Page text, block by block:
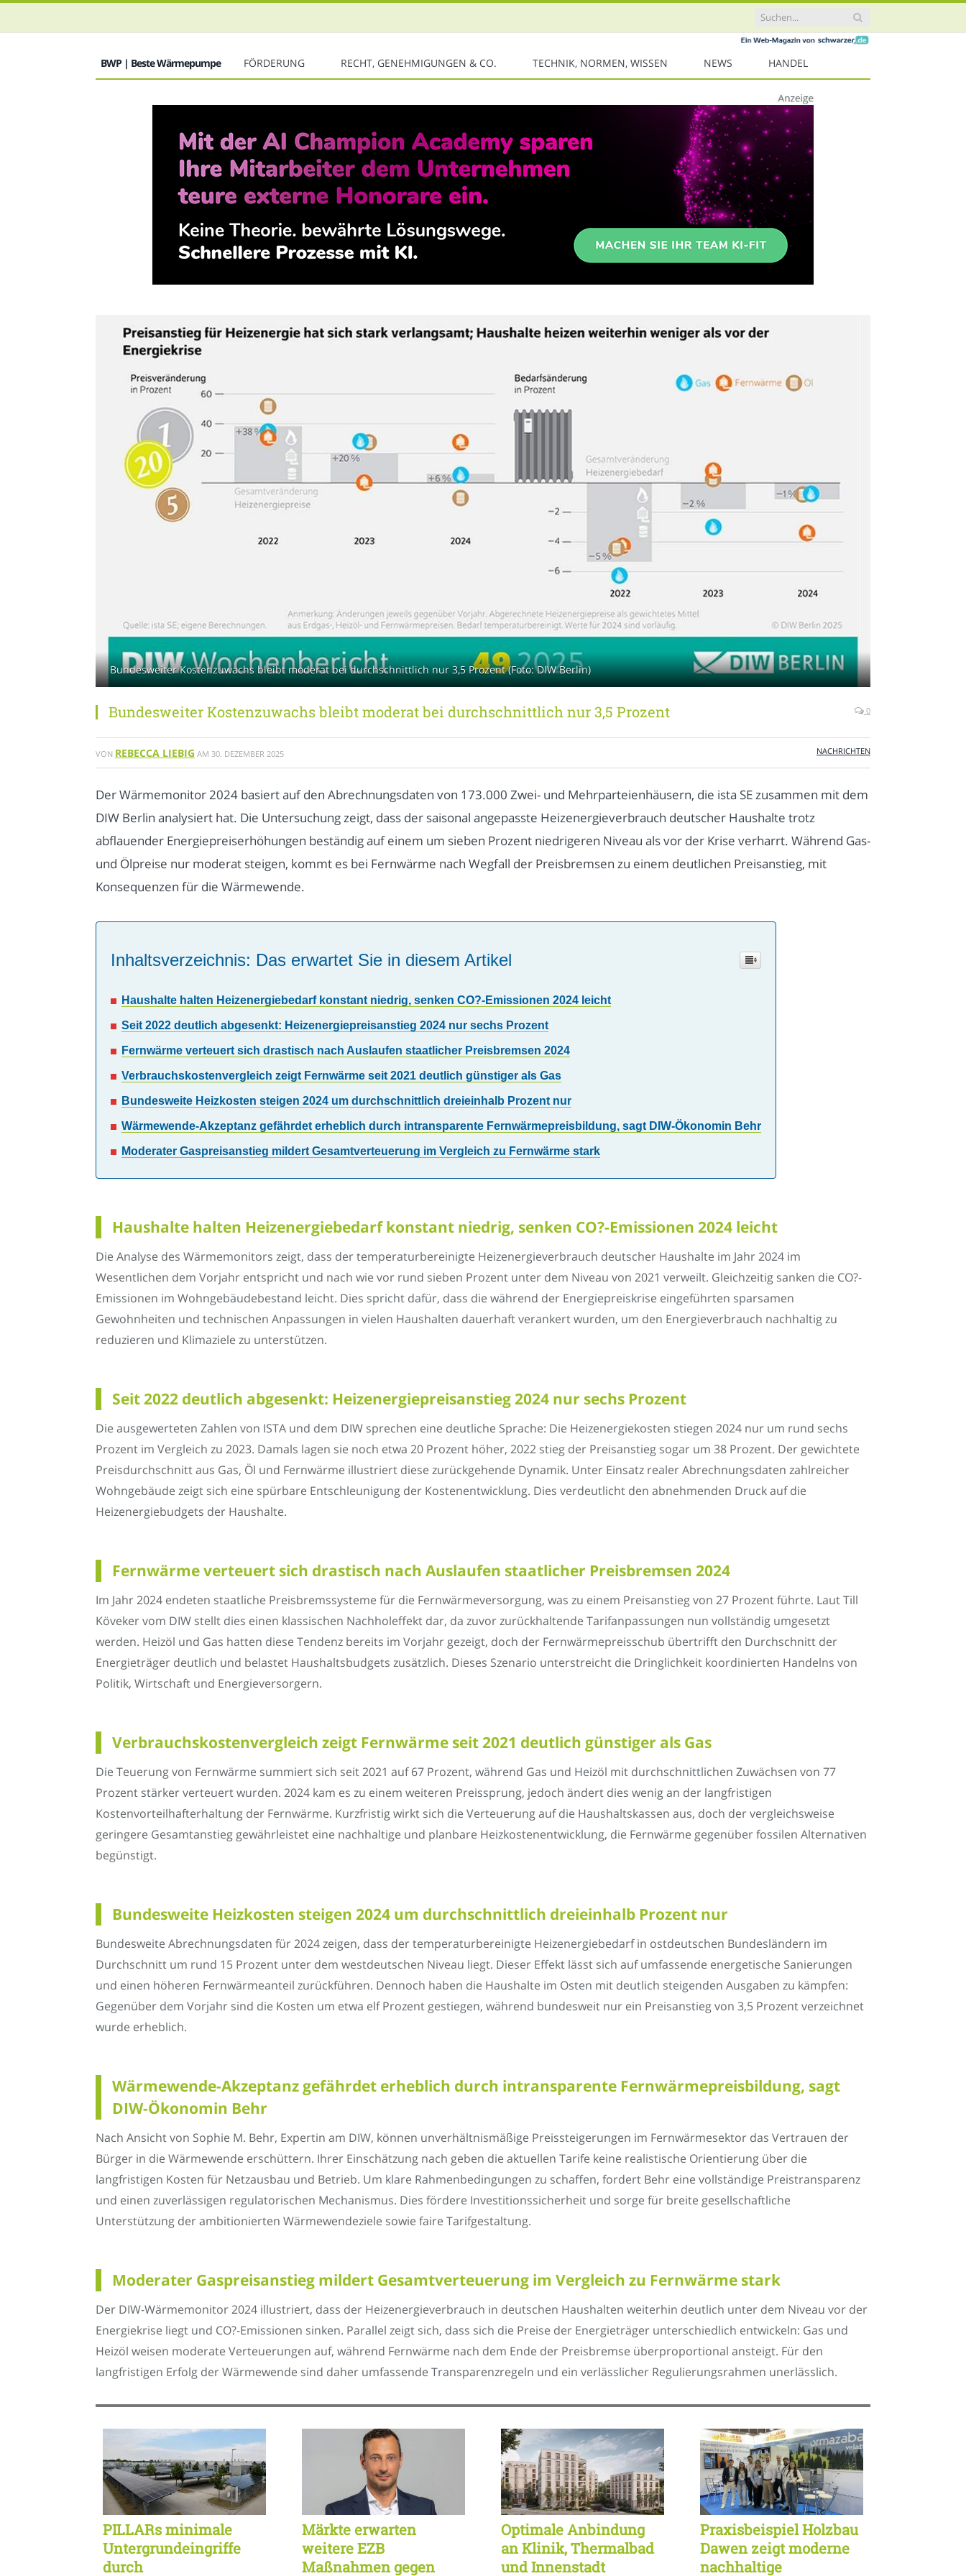
BWP | Beste Wärmepumpe FÖRDERUNG RECHT, GENEHMIGUNGEN & CO. TECHNIK, NORMEN, WISSEN NEWS HANDEL
Bundesweiter Kostenzuwachs bleibt moderat bei durchschnittlich nur 3,5 Prozent (Foto: DIW Berlin)
Bundesweiter Kostenzuwachs bleibt moderat bei durchschnittlich nur 3,5 Prozent 0
VON REBECCA LIEBIG AM 30. DEZEMBER 2025 NACHRICHTEN
Der Wärmemonitor 2024 basiert auf den Abrechnungsdaten von 173.000 Zwei- und Mehrparteienhäusern, die ista SE zusammen mit dem
DIW Berlin analysiert hat. Die Untersuchung zeigt, dass der saisonal angepasste Heizenergieverbrauch deutscher Haushalte trotz
abflauender Energiepreiserhöhungen beständig auf einem um sieben Prozent niedrigeren Niveau als vor der Krise verharrt. Während Gas-
und Ölpreise nur moderat steigen, kommt es bei Fernwärme nach Wegfall der Preisbremsen zu einem deutlichen Preisanstieg, mit
Konsequenzen für die Wärmewende.
Inhaltsverzeichnis: Das erwartet Sie in diesem Artikel
Haushalte halten Heizenergiebedarf konstant niedrig, senken CO?-Emissionen 2024 leicht
Seit 2022 deutlich abgesenkt: Heizenergiepreisanstieg 2024 nur sechs Prozent
Fernwärme verteuert sich drastisch nach Auslaufen staatlicher Preisbremsen 2024
Verbrauchskostenvergleich zeigt Fernwärme seit 2021 deutlich günstiger als Gas
Bundesweite Heizkosten steigen 2024 um durchschnittlich dreieinhalb Prozent nur
Wärmewende-Akzeptanz gefährdet erheblich durch intransparente Fernwärmepreisbildung, sagt DIW-Ökonomin Behr
Moderater Gaspreisanstieg mildert Gesamtverteuerung im Vergleich zu Fernwärme stark
Haushalte halten Heizenergiebedarf konstant niedrig, senken CO?-Emissionen 2024 leicht
Die Analyse des Wärmemonitors zeigt, dass der temperaturbereinigte Heizenergieverbrauch deutscher Haushalte im Jahr 2024 im
Wesentlichen dem Vorjahr entspricht und nach wie vor rund sieben Prozent unter dem Niveau von 2021 verweilt. Gleichzeitig sanken die CO?-
Emissionen im Wohngebäudebestand leicht. Dies spricht dafür, dass die während der Energiepreiskrise eingeführten sparsamen
Gewohnheiten und technischen Anpassungen in vielen Haushalten dauerhaft verankert wurden, um den Energieverbrauch nachhaltig zu
reduzieren und Klimaziele zu unterstützen.
Seit 2022 deutlich abgesenkt: Heizenergiepreisanstieg 2024 nur sechs Prozent
Die ausgewerteten Zahlen von ISTA und dem DIW sprechen eine deutliche Sprache: Die Heizenergiekosten stiegen 2024 nur um rund sechs
Prozent im Vergleich zu 2023. Damals lagen sie noch etwa 20 Prozent höher, 2022 stieg der Preisanstieg sogar um 38 Prozent. Der gewichtete
Preisdurchschnitt aus Gas, Öl und Fernwärme illustriert diese zurückgehende Dynamik. Unter Einsatz realer Abrechnungsdaten zahlreicher
Wohngebäude zeigt sich eine spürbare Entschleunigung der Kostenentwicklung. Dies verdeutlicht den abnehmenden Druck auf die
Heizenergiebudgets der Haushalte.
Fernwärme verteuert sich drastisch nach Auslaufen staatlicher Preisbremsen 2024
Im Jahr 2024 endeten staatliche Preisbremssysteme für die Fernwärmeversorgung, was zu einem Preisanstieg von 27 Prozent führte. Laut Till
Köveker vom DIW stellt dies einen klassischen Nachholeffekt dar, da zuvor zurückhaltende Tarifanpassungen nun vollständig umgesetzt
werden. Heizöl und Gas hatten diese Tendenz bereits im Vorjahr gezeigt, doch der Fernwärmepreisschub übertrifft den Durchschnitt der
Energieträger deutlich und belastet Haushaltsbudgets zusätzlich. Dieses Szenario unterstreicht die Dringlichkeit koordinierten Handelns von
Politik, Wirtschaft und Energieversorgern.
Verbrauchskostenvergleich zeigt Fernwärme seit 2021 deutlich günstiger als Gas
Die Teuerung von Fernwärme summiert sich seit 2021 auf 67 Prozent, während Gas und Heizöl mit durchschnittlichen Zuwächsen von 77
Prozent stärker verteuert wurden. 2024 kam es zu einem weiteren Preissprung, jedoch ändert dies wenig an der langfristigen
Kostenvorteilhafterhaltung der Fernwärme. Kurzfristig wirkt sich die Verteuerung auf die Haushaltskassen aus, doch der vergleichsweise
geringere Gesamtanstieg gewährleistet eine nachhaltige und planbare Heizkostenentwicklung, die Fernwärme gegenüber fossilen Alternativen
begünstigt.
Bundesweite Heizkosten steigen 2024 um durchschnittlich dreieinhalb Prozent nur
Bundesweite Abrechnungsdaten für 2024 zeigen, dass der temperaturbereinigte Heizenergiebedarf in ostdeutschen Bundesländern im
Durchschnitt um rund 15 Prozent unter dem westdeutschen Niveau liegt. Dieser Effekt lässt sich auf umfassende energetische Sanierungen
und einen höheren Fernwärmeanteil zurückführen. Dennoch haben die Haushalte im Osten mit deutlich steigenden Ausgaben zu kämpfen:
Gegenüber dem Vorjahr sind die Kosten um etwa elf Prozent gestiegen, während bundesweit nur ein Preisanstieg von 3,5 Prozent verzeichnet
wurde erheblich.
Wärmewende-Akzeptanz gefährdet erheblich durch intransparente Fernwärmepreisbildung, sagt
DIW-Ökonomin Behr
Nach Ansicht von Sophie M. Behr, Expertin am DIW, können unverhältnismäßige Preissteigerungen im Fernwärmesektor das Vertrauen der
Bürger in die Wärmewende erschüttern. Ihrer Einschätzung nach geben die aktuellen Tarife keine realistische Orientierung über die
langfristigen Kosten für Netzausbau und Betrieb. Um klare Rahmenbedingungen zu schaffen, fordert Behr eine vollständige Preistransparenz
und einen zuverlässigen regulatorischen Mechanismus. Dies fördere Investitionssicherheit und sorge für breite gesellschaftliche
Unterstützung der ambitionierten Wärmewendeziele sowie faire Tarifgestaltung.
Moderater Gaspreisanstieg mildert Gesamtverteuerung im Vergleich zu Fernwärme stark
Der DIW-Wärmemonitor 2024 illustriert, dass der Heizenergieverbrauch in deutschen Haushalten weiterhin deutlich unter dem Niveau vor der
Energiekrise liegt und CO?-Emissionen sinken. Parallel zeigt sich, dass sich die Preise der Energieträger unterschiedlich entwickeln: Gas und
Heizöl weisen moderate Verteuerungen auf, während Fernwärme nach dem Ende der Preisbremse überproportional ansteigt. Für den
langfristigen Erfolg der Wärmewende sind daher umfassende Transparenzregeln und ein verlässlicher Regulierungsrahmen unerlässlich.
PILLARs minimale
Untergrundeingriffe
durch
Märkte erwarten
weitere EZB
Maßnahmen gegen
Optimale Anbindung
an Klinik, Thermalbad
und Innenstadt
Praxisbeispiel Holzbau
Dawen zeigt moderne
nachhaltige